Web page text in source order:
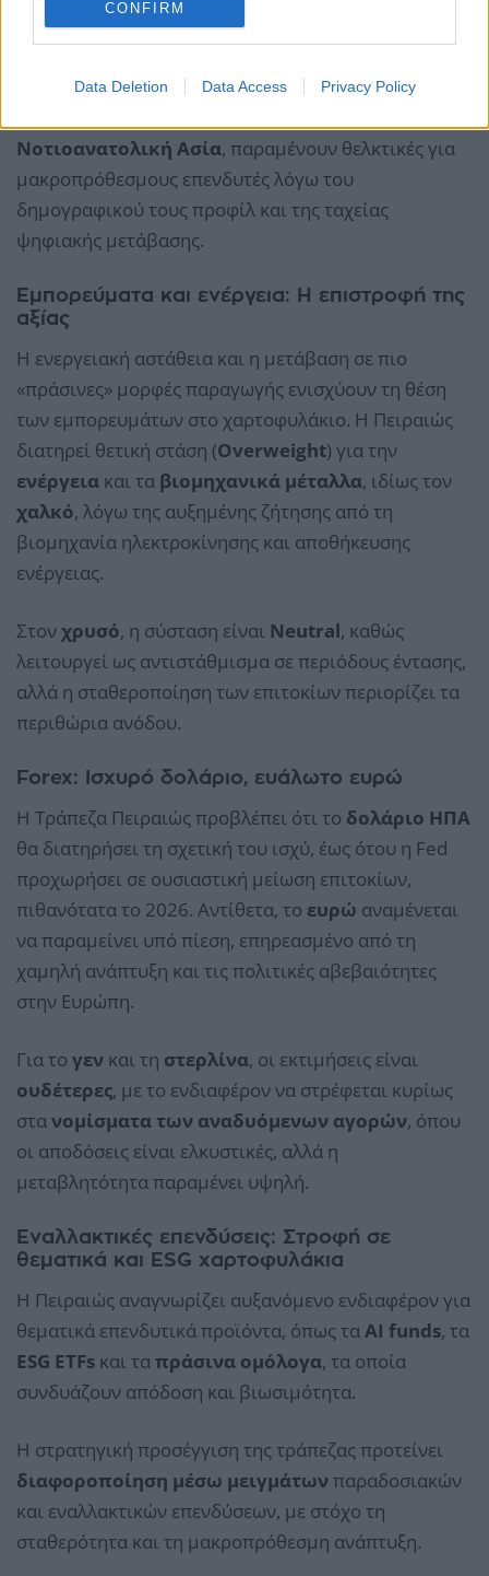
CONFIRM
Data Deletion Data Access Privacy Policy
γεγονός που οδηγεί σε περιορισμένη στάθμιση
Νοτιοανατολική Ασία, παραμένουν θελκτικές για
μακροπρόθεσμους επενδυτές λόγω του
δημογραφικού τους προφίλ και της ταχείας
ψηφιακής μετάβασης.
Εμπορεύματα και ενέργεια: Η επιστροφή της
αξίας
Η ενεργειακή αστάθεια και η μετάβαση σε πιο
«πράσινες» μορφές παραγωγής ενισχύουν τη θέση
των εμπορευμάτων στο χαρτοφυλάκιο. Η Πειραιώς
διατηρεί θετική στάση (Overweight) για την
ενέργεια και τα βιομηχανικά μέταλλα, ιδίως τον
χαλκό, λόγω της αυξημένης ζήτησης από τη
βιομηχανία ηλεκτροκίνησης και αποθήκευσης
ενέργειας.
Στονχρυσό, η σύσταση είναι Neutral, καθώς
λειτουργεί ως αντιστάθμισμα σε περιόδους έντασης,
αλλά η σταθεροποίηση των επιτοκίων περιορίζει τα
περιθώρια ανόδου.
Forex: Ισχυρό δολάριο, ευάλωτο ευρώ
Η Τράπεζα Πειραιώς προβλέπει ότι το δολάριο ΗΠΑ
θα διατηρήσει τη σχετική του ισχύ, έως ότου η Fed
προχωρήσει σε ουσιαστική μείωση επιτοκίων,
πιθανότατα το 2026. Αντίθετα, το ευρώ αναμένεται
να παραμείνει υπό πίεση, επηρεασμένο από τη
χαμηλή ανάπτυξη και τις πολιτικές αβεβαιότητες
στην Ευρώπη.
Για το γεν και τη στερλίνα, οι εκτιμήσεις είναι
ουδέτερες, με το ενδιαφέρον να στρέφεται κυρίως
στανομίσματα των αναδυόμενων αγορών, όπου
οι αποδόσεις είναι ελκυστικές, αλλά η
μεταβλητότητα παραμένει υψηλή.
Εναλλακτικές επενδύσεις: Στροφή σε
θεματικά και ESG χαρτοφυλάκια
Η Πειραιώς αναγνωρίζει αυξανόμενο ενδιαφέρον για
θεματικά επενδυτικά προϊόντα, όπως ταAI funds, τα
ESG ETFs και ταπράσινα ομόλογα, τα οποία
συνδυάζουν απόδοση και βιωσιμότητα.
Η στρατηγική προσέγγιση της τράπεζας προτείνει
διαφοροποίηση μέσω μειγμάτων παραδοσιακών
και εναλλακτικών επενδύσεων, με στόχο τη
σταθερότητα και τη μακροπρόθεσμη ανάπτυξη.